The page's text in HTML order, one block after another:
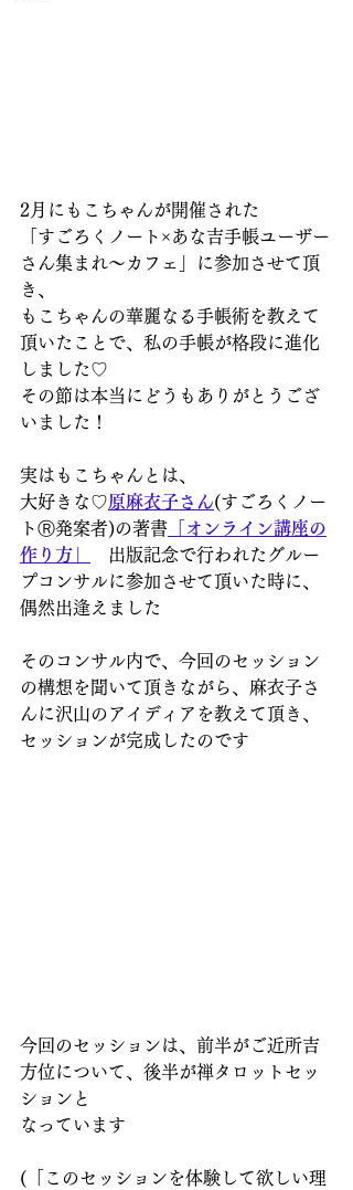
2月にもこちゃんが開催された
「すごろくノート×あな吉手帳ユーザー
さん集まれ～カフェ」に参加させて頂
き、
もこちゃんの華麗なる手帳術を教えて
頂いたことで、私の手帳が格段に進化
しました♡
その節は本当にどうもありがとうござ
いました！
実はもこちゃんとは、
大好きな♡原麻衣子さん(すごろくノー
トⓇ発案者)の著書 「オンライン講座の
作り方」
出版記念で行われたグルー
プコンサルに参加させて頂いた時に、
偶然出逢えました
そのコンサル内で、今回のセッション
の構想を聞いて頂きながら、麻衣子さ
んに沢山のアイディアを教えて頂き、
セッションが完成したのです
今回のセッションは、前半がご近所吉
方位について、後半が禅タロットセッ
ションと
なっています
(「このセッションを体験して欲しい理